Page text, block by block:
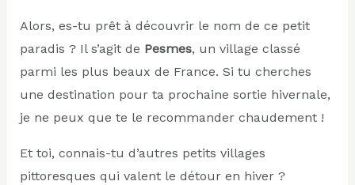
Alors, es-tu prêt à découvrir le nom de ce petit
paradis ? Il s’agit de Pesmes, un village classé
parmi les plus beaux de France. Si tu cherches
une destination pour ta prochaine sortie hivernale,
je ne peux que te le recommander chaudement !
Et toi, connais-tu d’autres petits villages
pittoresques qui valent le détour en hiver ?